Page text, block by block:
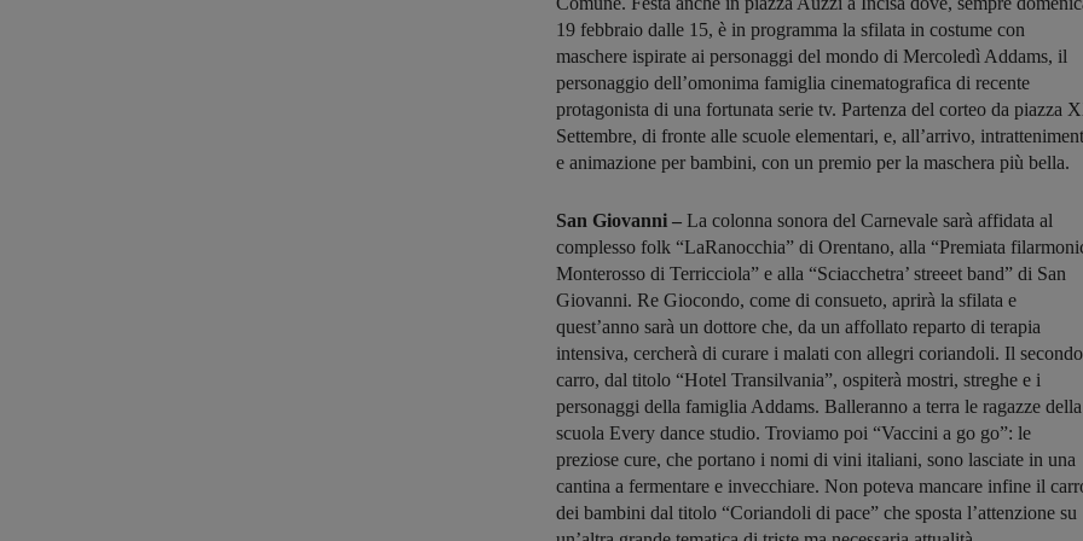
19 febbraio dalle 15, è in programma la sfilata in costume con
maschere ispirate ai personaggi del mondo di Mercoledì Addams, il
personaggio dell’omonima famiglia cinematografica di recente
protagonista di una fortunata serie tv. Partenza del corteo da piazza
Settembre, di fronte alle scuole elementari, e, all’arrivo,
e animazione per bambini, con un premio per la maschera più bella.
San Giovanni – La colonna sonora del Carnevale sarà affidata al
complesso folk “LaRanocchia” di Orentano, alla “Premiata
Monterosso di Terricciola” e alla “Sciacchetra’ streeet band” di San
Giovanni. Re Giocondo, come di consueto, aprirà la sfilata e
quest’anno sarà un dottore che, da un affollato reparto di terapia
intensiva, cercherà di curare i malati con allegri coriandoli. Il secondo
carro, dal titolo “Hotel Transilvania”, ospiterà mostri, streghe e i
personaggi della famiglia Addams. Balleranno a terra le ragazze della
scuola Every dance studio. Troviamo poi “Vaccini a go go”: le
preziose cure, che portano i nomi di vini italiani, sono lasciate in una
cantina a fermentare e invecchiare. Non poteva mancare infine il
dei bambini dal titolo “Coriandoli di pace” che sposta l’attenzione su